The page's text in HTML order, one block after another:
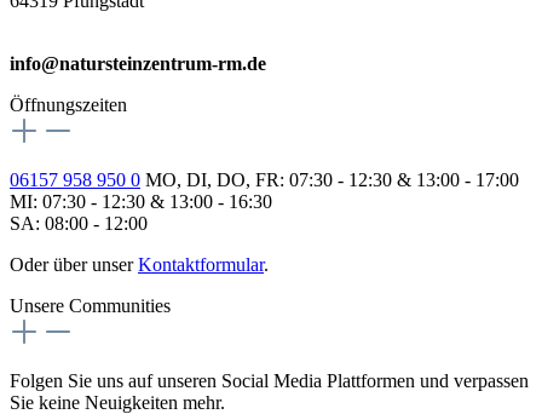
info@natursteinzentrum-rm.de
Öffnungszeiten
06157 958 950 0 MO, DI, DO, FR: 07:30 - 12:30 & 13:00 - 17:00
MI: 07:30 - 12:30 & 13:00 - 16:30
SA: 08:00 - 12:00
Oder über unserKontaktformular.
Unsere Communities
Folgen Sie uns auf unseren Social Media Plattformen und verpassen
Sie keine Neuigkeiten mehr.